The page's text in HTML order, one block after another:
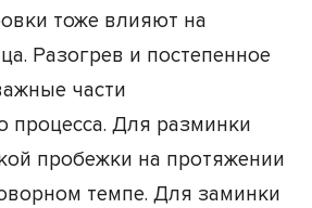
тоже влияют на
Разогрев и постепенное
части
процесса. Для разминки
пробежки на протяжении
темпе. Для заминки